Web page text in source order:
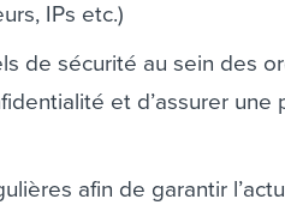
IPs etc.)
de sécurité au sein des
et d’assurer
afin de garantir